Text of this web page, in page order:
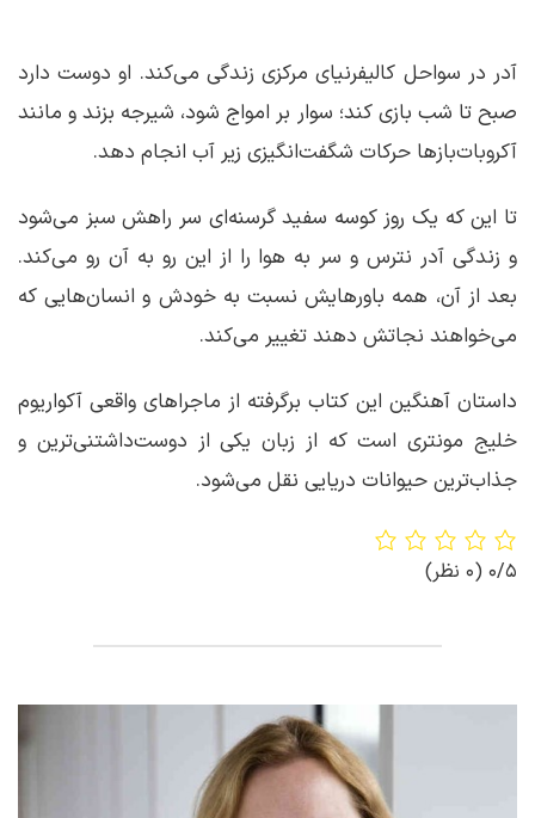
آدر در سواحل کالیفرنیای مرکزی زندگی می‌کند. او دوست دارد
صبح تا شب بازی کند؛ سوار بر امواج شود، شیرجه بزند و مانند
آکروبات‌بازها حرکات شگفت‌انگیزی زیر آب انجام دهد.
تا این که یک روز کوسه‌ سفید گرسنه‌ای سر راهش سبز می‌شود
و زندگی آدر نترس و سر به هوا را از این رو به آن رو می‌کند.
بعد از آن، همه باورهایش نسبت به خودش و انسان‌هایی که
می‌خواهند نجاتش دهند تغییر می‌کند.
داستان آهنگین این کتاب برگرفته از ماجراهای واقعی آکواریوم
خلیج مونتری است که از زبان یکی از دوست‌داشتنی‌‌ترین و
جذاب‌ترین حیوانات دریایی نقل می‌شود.
0/5 (0 نظر)